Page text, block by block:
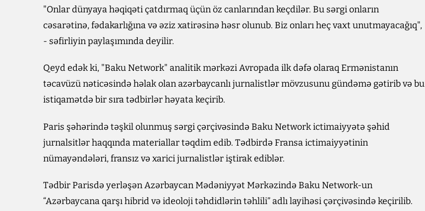
"Onlar dünyaya həqiqəti çatdırmaq üçün öz canlarından keçdilər. Bu sərgi onların
cəsarətinə, fədakarlığına və əziz xatirəsinə həsr olunub. Biz onları heç vaxt unutmayacağıq",
- səfirliyin paylaşımında deyilir.
Qeyd edək ki, "Baku Network" analitik mərkəzi Avropada ilk dəfə olaraq Ermənistanın
təcavüzü nəticəsində həlak olan azərbaycanlı jurnalistlər mövzusunu gündəmə gətirib və bu
istiqamətdə bir sıra tədbirlər həyata keçirib.
Paris şəhərində təşkil olunmuş sərgi çərçivəsində Baku Network ictimaiyyətə şəhid
jurnalsitlər haqqında materiallar təqdim edib. Tədbirdə Fransa ictimaiyyətinin
nümayəndələri, fransız və xarici jurnalistlər iştirak ediblər.
Tədbir Parisdə yerləşən Azərbaycan Mədəniyyət Mərkəzində Baku Network-un
“Azərbaycana qarşı hibrid və ideoloji təhdidlərin təhlili” adlı layihəsi çərçivəsində keçirilib.